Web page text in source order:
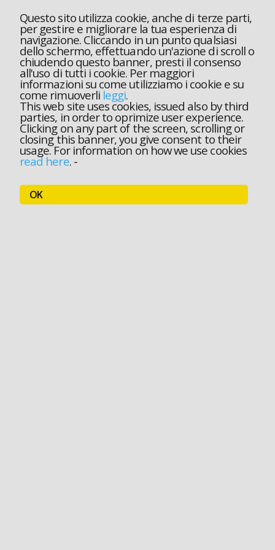
Questo sito utilizza cookie, anche di terze parti,
per gestire e migliorare la tua esperienza di
navigazione. Cliccando in un punto qualsiasi
dello schermo, effettuando un'azione di scroll o
chiudendo questo banner, presti il consenso
all'uso di tutti i cookie. Per maggiori
informazioni su come utilizziamo i cookie e su
come rimuoverli leggi.
This web site uses cookies, issued also by third
parties, in order to oprimize user experience.
Clicking on any part of the screen, scrolling or
closing this banner, you give consent to their
usage. For information on how we use cookies
read here.-
OK